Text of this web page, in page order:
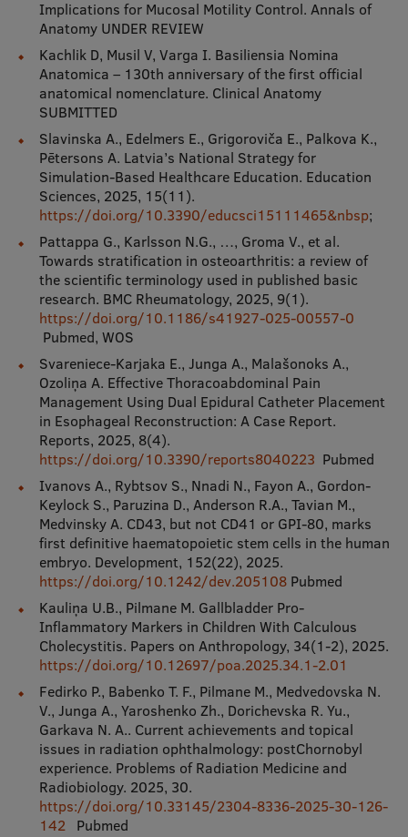
Implications for Mucosal Motility Control. Annals of
Anatomy UNDER REVIEW
Kachlik D, Musil V, Varga I. Basiliensia Nomina
Anatomica – 130th anniversary of the first official
anatomical nomenclature. Clinical Anatomy
SUBMITTED
Slavinska A., Edelmers E., Grigoroviča E., Palkova K.,
Pētersons A. Latvia’s National Strategy for
Simulation-Based Healthcare Education. Education
Sciences, 2025, 15(11).
https://doi.org/10.3390/educsci15111465&nbsp;
Pattappa G., Karlsson N.G., …, Groma V., et al.
Towards stratification in osteoarthritis: a review of
the scientific terminology used in published basic
research. BMC Rheumatology, 2025, 9(1).
https://doi.org/10.1186/s41927-025-00557-0
Pubmed, WOS
Svareniece-Karjaka E., Junga A., Malašonoks A.,
Ozoliņa A. Effective Thoracoabdominal Pain
Management Using Dual Epidural Catheter Placement
in Esophageal Reconstruction: A Case Report.
Reports, 2025, 8(4).
https://doi.org/10.3390/reports8040223 Pubmed
Ivanovs A., Rybtsov S., Nnadi N., Fayon A., Gordon-
Keylock S., Paruzina D., Anderson R.A., Tavian M.,
Medvinsky A. CD43, but not CD41 or GPI-80, marks
first definitive haematopoietic stem cells in the human
embryo. Development, 152(22), 2025.
https://doi.org/10.1242/dev.205108Pubmed
Kauliņa U.B., Pilmane M. Gallbladder Pro-
Inflammatory Markers in Children With Calculous
Cholecystitis. Papers on Anthropology, 34(1-2), 2025.
https://doi.org/10.12697/poa.2025.34.1-2.01
Fedirko P., Babenko T. F., Pilmane M., Medvedovska N.
V., Junga A., Yaroshenko Zh., Dorichevska R. Yu.,
Garkava N. A.. Current achievements and topical
issues in radiation ophthalmology: postChornobyl
experience. Problems of Radiation Medicine and
Radiobiology. 2025, 30.
https://doi.org/10.33145/2304-8336-2025-30-126-
142Pubmed